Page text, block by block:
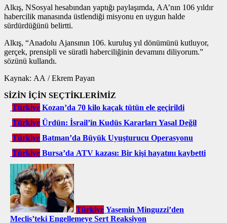
Alkış, NSosyal hesabından yaptığı paylaşımda, AA’nın 106 yıldır
habercilik manasında üstlendiği misyonu en uygun halde
sürdürdüğünü belirtti.
Alkış, “Anadolu Ajansının 106. kuruluş yıl dönümünü kutluyor,
gerçek, prensipli ve süratli haberciliğinin devamını diliyorum.”
sözünü kullandı.
Kaynak: AA / Ekrem Payan
SİZİN İÇİN SEÇTİKLERİMİZ
Türkiye Kozan’da 70 kilo kaçak tütün ele geçirildi
Türkiye Ürdün: İsrail’in Kudüs Kararları Yasal Değil
Türkiye Batman’da Büyük Uyuşturucu Operasyonu
Türkiye Bursa’da ATV kazası: Bir kişi hayatını kaybetti
Türkiye Yasemin Minguzzi’den
Meclis’teki Engellemeye Sert Reaksiyon